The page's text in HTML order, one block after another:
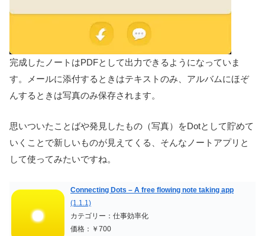
完成したノートはPDFとして出力できるようになっていま
す。メールに添付するときはテキストのみ、アルバムにほぞ
んするときは写真のみ保存されます。
思いついたことばや発見したもの（写真）をDotとして貯めて
いくことで新しいものが見えてくる、そんなノートアプリと
して使ってみたいですね。
Connecting Dots – A free flowing note taking app
(1.1.1)
カテゴリー：仕事効率化
価格：￥700